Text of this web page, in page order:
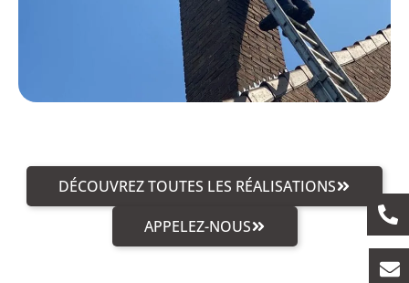
DÉCOUVREZ TOUTES LES RÉALISATIONS
APPELEZ-NOUS